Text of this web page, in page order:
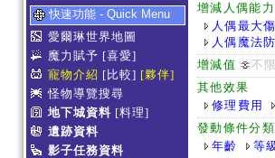
快速功能 - Quick Menu
愛爾琳世界地圖
魔力賦予 [喜愛]
寵物介紹 [比較] [夥伴]
怪物導覽搜尋
地下城資料 [料理]
遺跡資料
影子任務資料
增減人偶能力
人偶最大
人偶魔法
增減值
不限
其他效果
修理費用
發動條件分類
年齡
等級